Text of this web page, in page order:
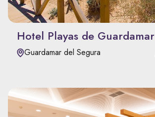
Hotel Playas de Guardamar
Guardamar del Segura